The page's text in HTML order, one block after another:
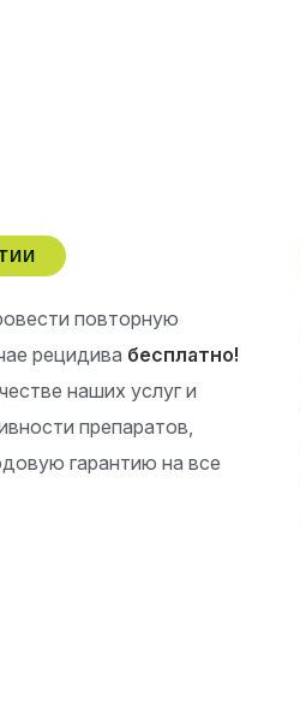
повторную
рецидива бесплатно!
наших услуг и
препаратов,
гарантию на все